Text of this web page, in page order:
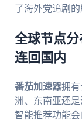
了海外党追剧的
全球节点
连回国内
番茄加速器拥有
洲、东南亚还
智能推荐功能